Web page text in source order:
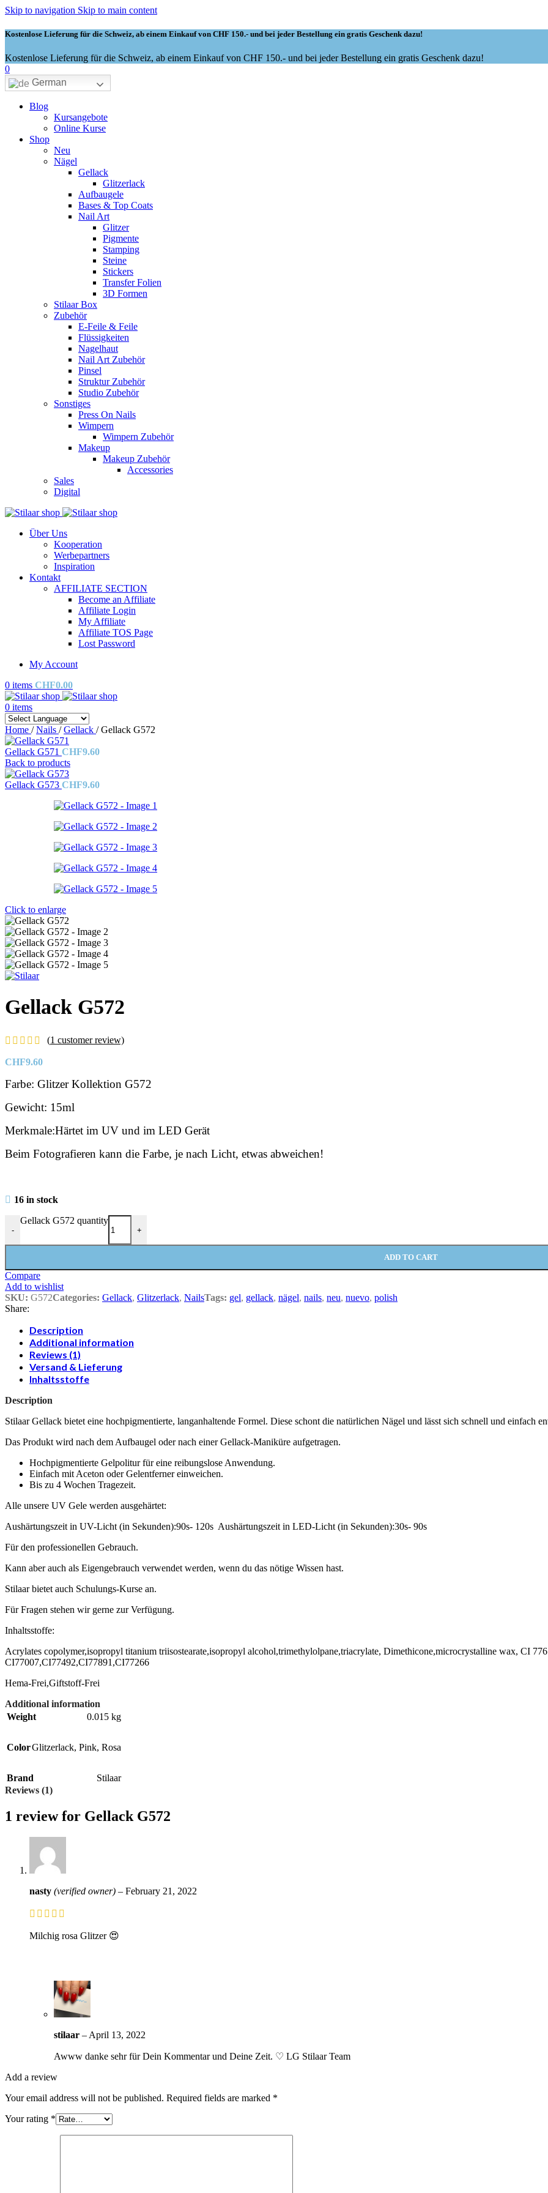
Skip to navigation Skip to main content
Kostenlose Lieferung für die Schweiz, ab einem Einkauf von CHF 150.- und bei jeder Bestellung ein gratis Geschenk dazu!
Kostenlose Lieferung für die Schweiz, ab einem Einkauf von CHF 150.- und bei jeder Bestellung ein gratis Geschenk dazu!
0
German
Blog
Kursangebote
Online Kurse
Shop
Neu
Nägel
Gellack
Glitzerlack
Aufbaugele
Bases & Top Coats
Nail Art
Glitzer
Pigmente
Stamping
Steine
Stickers
Transfer Folien
3D Formen
Stilaar Box
Zubehör
E-Feile & Feile
Flüssigkeiten
Nagelhaut
Nail Art Zubehör
Pinsel
Struktur Zubehör
Studio Zubehör
Sonstiges
Press On Nails
Wimpern
Wimpern Zubehör
Makeup
Makeup Zubehör
Accessories
Sales
Digital
Über Uns
Kooperation
Werbepartners
Inspiration
Kontakt
AFFILIATE SECTION
Become an Affiliate
Affiliate Login
My Affiliate
Affiliate TOS Page
Lost Password
My Account
0 items CHF0.00
0 items
Home / Nails / Gellack / Gellack G572
Gellack G571 CHF9.60
Back to products
Gellack G573 CHF9.60
Click to enlarge
Gellack G572
(1 customer review)
CHF9.60
Farbe: Glitzer Kollektion G572
Gewicht: 15ml
Merkmale:Härtet im UV und im LED Gerät
Beim Fotografieren kann die Farbe, je nach Licht, etwas abweichen!
16 in stock
-
Gellack G572 quantity
+
ADD TO CART
Compare
Add to wishlist
SKU: G572Categories: Gellack, Glitzerlack, NailsTags: gel, gellack, nägel, nails, neu, nuevo, polish
Share:
Description
Additional information
Reviews (1)
Versand & Lieferung
Inhaltsstoffe
Description
Stilaar Gellack bietet eine hochpigmentierte, langanhaltende Formel. Diese schont die natürlichen Nägel und lässt sich schnell und einfach
Das Produkt wird nach dem Aufbaugel oder nach einer Gellack-Maniküre aufgetragen.
Hochpigmentierte Gelpolitur für eine reibungslose Anwendung.
Einfach mit Aceton oder Gelentferner einweichen.
Bis zu 4 Wochen Tragezeit.
Alle unsere UV Gele werden ausgehärtet:
Aushärtungszeit in UV-Licht (in Sekunden):90s- 120s Aushärtungszeit in LED-Licht (in Sekunden):30s- 90s
Für den professionellen Gebrauch.
Kann aber auch als Eigengebrauch verwendet werden, wenn du das nötige Wissen hast.
Stilaar bietet auch Schulungs-Kurse an.
Für Fragen stehen wir gerne zur Verfügung.
Inhaltsstoffe:
Acrylates copolymer,isopropyl titanium triisostearate,isopropyl alcohol,trimethylolpane,triacrylate, Dimethicone,microcrystalline wax, CI
CI77007,CI77492,CI77891,CI77266
Hema-Frei,Giftstoff-Frei
Additional information
Weight
0.015 kg
ColorGlitzerlack, Pink, Rosa
Brand
Stilaar
Reviews (1)
1 review for Gellack G572
nasty (verified owner) – February 21, 2022
Milchig rosa Glitzer 😍
stilaar – April 13, 2022
Awww danke sehr für Dein Kommentar und Deine Zeit. ♡ LG Stilaar Team
Add a review
Your email address will not be published. Required fields are marked *
Your rating *